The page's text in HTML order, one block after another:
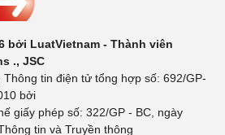
bởi LuatVietnam - Thành viên
., JSC
tin điện tử tổng hợp số: 692/GP-
bởi
giấy phép số: 322/GP - BC, ngày
tin và Truyền thông